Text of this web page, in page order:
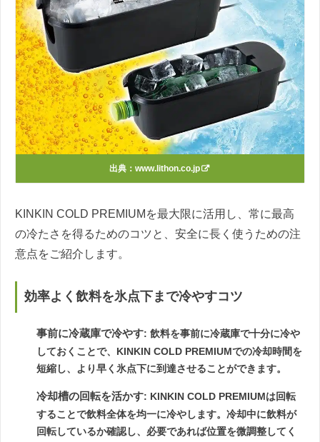
出典： www.lithon.co.jp
KINKIN COLD PREMIUMを最大限に活用し、常に最高
の冷たさを得るためのコツと、安全に長く使うための注
意点をご紹介します。
効率よく飲料を氷点下まで冷やすコツ
事前に冷蔵庫で冷やす: 飲料を事前に冷蔵庫で十分に冷や
しておくことで、KINKIN COLD PREMIUMでの冷却時間を
短縮し、より早く氷点下に到達させることができます。
冷却槽の回転を活かす: KINKIN COLD PREMIUMは回転
することで飲料全体を均一に冷やします。冷却中に飲料が
回転しているか確認し、必要であれば位置を微調整してく